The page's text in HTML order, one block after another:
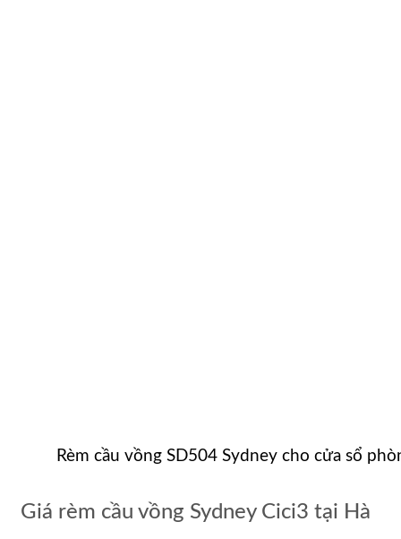
Rèm cầu vồng SD504 Sydney cho cửa sổ
Giá rèm cầu vồng Sydney Cici3 tại Hà